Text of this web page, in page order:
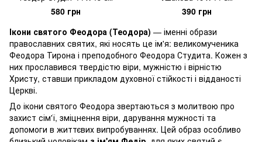
580 грн
390 грн
Ікони святого Феодора (Теодора) — іменні образи
православних святих, які носять це ім'я: великомученика
Феодора Тирона і преподобного Феодора Студита. Кожен з
них прославився твердістю віри, мужністю і вірністю
Христу, ставши прикладом духовної стійкості і відданості
Церкві.
До ікони святого Феодора звертаються з молитвою про
захист сім'ї, зміцнення віри, дарування мужності та
допомоги в життєвих випробуваннях. Цей образ особливо